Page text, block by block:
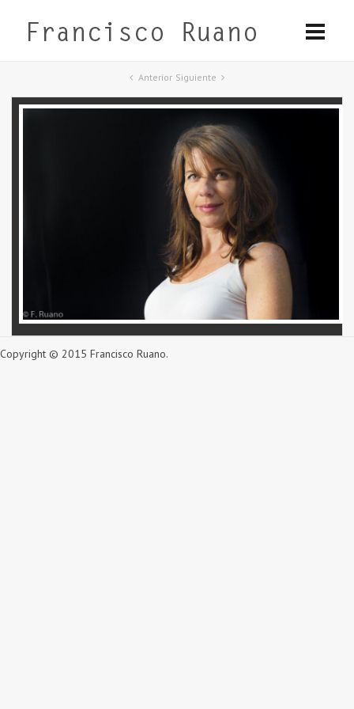
Anterior Siguiente
Copyright © 2015 Francisco Ruano.